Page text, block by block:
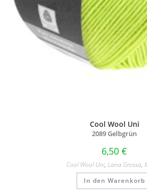
Cool Wool Uni
2089 Gelbgrün
6,50 €
Cool Wool Uni, Lana Grossa,
In den Warenkorb